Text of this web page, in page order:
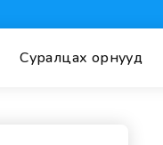
Суралцах орнууд